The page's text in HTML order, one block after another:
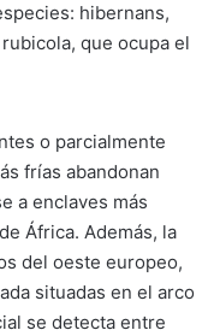
hibernans,
que ocupa el
o parcialmente
frías abandonan
a enclaves más
África. Además, la
del oeste europeo,
situadas en el arco
se detecta entre